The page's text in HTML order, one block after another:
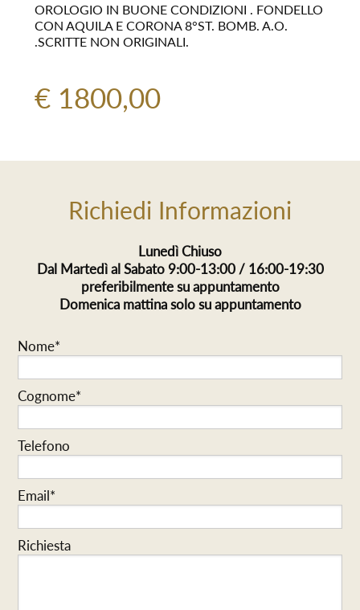
OROLOGIO IN BUONE CONDIZIONI . FONDELLO
CON AQUILA E CORONA 8°ST. BOMB. A.O.
.SCRITTE NON ORIGINALI.
€ 1800,00
Richiedi Informazioni
Lunedì Chiuso
Dal Martedì al Sabato 9:00-13:00 / 16:00-19:30
preferibilmente su appuntamento
Domenica mattina solo su appuntamento
Nome*
Cognome*
Telefono
Email*
Richiesta